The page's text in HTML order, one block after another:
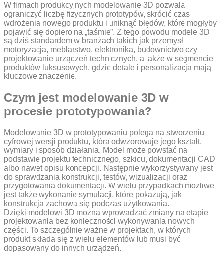
W firmach produkcyjnych modelowanie 3D pozwala
ograniczyć liczbę fizycznych prototypów, skrócić czas
wdrożenia nowego produktu i uniknąć błędów, które mogłyby
pojawić się dopiero na „taśmie”. Z tego powodu modele 3D
są dziś standardem w branżach takich jak przemysł,
motoryzacja, meblarstwo, elektronika, budownictwo czy
projektowanie urządzeń technicznych, a także w segmencie
produktów luksusowych, gdzie detale i personalizacja mają
kluczowe znaczenie.
Czym jest modelowanie 3D w
procesie prototypowania?
Modelowanie 3D w prototypowaniu polega na stworzeniu
cyfrowej wersji produktu, która odwzorowuje jego kształt,
wymiary i sposób działania. Model może powstać na
podstawie projektu technicznego, szkicu, dokumentacji CAD
albo nawet opisu koncepcji. Następnie wykorzystywany jest
do sprawdzania konstrukcji, testów, wizualizacji oraz
przygotowania dokumentacji. W wielu przypadkach możliwe
jest także wykonanie symulacji, które pokazują, jak
konstrukcja zachowa się podczas użytkowania.
Dzięki modelowi 3D można wprowadzać zmiany na etapie
projektowania bez konieczności wykonywania nowych
części. To szczególnie ważne w projektach, w których
produkt składa się z wielu elementów lub musi być
dopasowany do innych urządzeń.